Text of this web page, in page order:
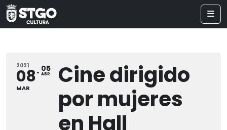
2021
08
MAR
05
ABR
Cine dirigido
por mujeres
en Hall